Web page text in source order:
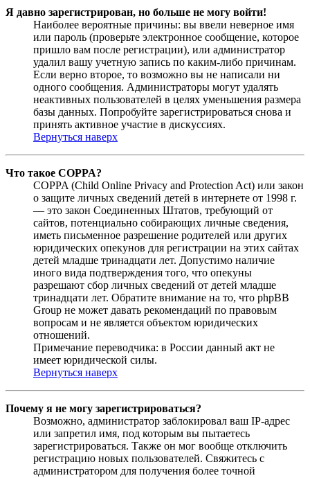
Я давно зарегистрирован, но больше не могу войти!
Наиболее вероятные причины: вы ввели неверное имя
или пароль (проверьте электронное сообщение, которое
пришло вам после регистрации), или администратор
удалил вашу учетную запись по каким-либо причинам.
Если верно второе, то возможно вы не написали ни
одного сообщения. Администраторы могут удалять
неактивных пользователей в целях уменьшения размера
базы данных. Попробуйте зарегистрироваться снова и
принять активное участие в дискуссиях.
Вернуться наверх
Что такое COPPA?
COPPA (Child Online Privacy and Protection Act) или закон
о защите личных сведений детей в интернете от 1998 г.
— это закон Соединенных Штатов, требующий от
сайтов, потенциально собирающих личные сведения,
иметь письменное разрешение родителей или других
юридических опекунов для регистрации на этих сайтах
детей младше тринадцати лет. Допустимо наличие
иного вида подтверждения того, что опекуны
разрешают сбор личных сведений от детей младше
тринадцати лет. Обратите внимание на то, что phpBB
Group не может давать рекомендаций по правовым
вопросам и не является объектом юридических
отношений.
Примечание переводчика: в России данный акт не
имеет юридической силы.
Вернуться наверх
Почему я не могу зарегистрироваться?
Возможно, администратор заблокировал ваш IP-адрес
или запретил имя, под которым вы пытаетесь
зарегистрироваться. Также он мог вообще отключить
регистрацию новых пользователей. Свяжитесь с
администратором для получения более точной